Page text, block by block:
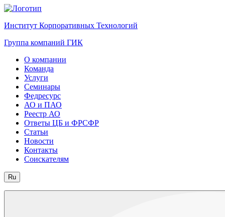
Институт Корпоративных Технологий
Группа компаний ГИК
О компании
Команда
Услуги
Семинары
Федресурс
АО и ПАО
Реестр АО
Ответы ЦБ и ФРСФР
Статьи
Новости
Контакты
Соискателям
Ru